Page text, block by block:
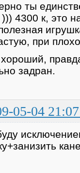
ты
4300 к, это
при
задран.
05-04